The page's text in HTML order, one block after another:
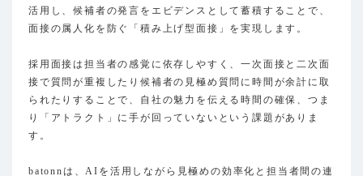
活用し、候補者の発言をエビデンスとして蓄積することで、
面接の属人化を防ぐ「積み上げ型面接」を実現します。
採用面接は担当者の感覚に依存しやすく、一次面接と二次面
接で質問が重複したり候補者の見極め質問に時間が余計に取
られたりすることで、自社の魅力を伝える時間の確保、つま
り「アトラクト」に手が回っていないという課題がありま
す。
batonnは、AIを活用しながら見極めの効率化と担当者間の連